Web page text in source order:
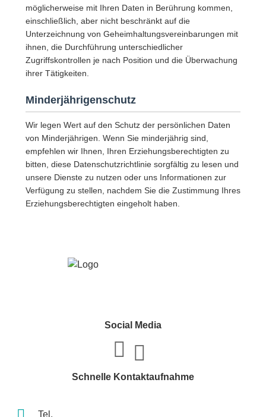
möglicherweise mit Ihren Daten in Berührung kommen,
einschließlich, aber nicht beschränkt auf die
Unterzeichnung von Geheimhaltungsvereinbarungen mit
ihnen, die Durchführung unterschiedlicher
Zugriffskontrollen je nach Position und die Überwachung
ihrer Tätigkeiten.
Minderjährigenschutz
Wir legen Wert auf den Schutz der persönlichen Daten
von Minderjährigen. Wenn Sie minderjährig sind,
empfehlen wir Ihnen, Ihren Erziehungsberechtigten zu
bitten, diese Datenschutzrichtlinie sorgfältig zu lesen und
unsere Dienste zu nutzen oder uns Informationen zur
Verfügung zu stellen, nachdem Sie die Zustimmung Ihres
Erziehungsberechtigten eingeholt haben.
Social Media
Schnelle Kontaktaufnahme
Tel.